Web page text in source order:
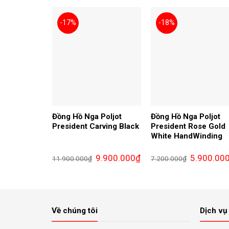
-17%
Đồng Hồ Nga Poljot
President Carving Black
11.900.000₫ Giá
gốc
9.900.000₫Giá
hiện
-18%
Đồng Hồ Nga Poljot
President Rose Gold
White HandWinding
7.200.000₫ Giá
gốc
Về chúng tôi Dịch